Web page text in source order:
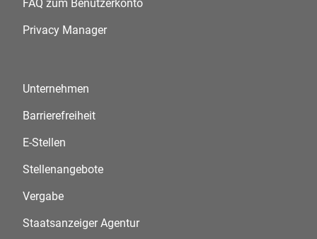
FAQ zum Benutzerkonto
Privacy Manager
Unternehmen
Barrierefreiheit
E-Stellen
Stellenangebote
Vergabe
Staatsanzeiger Agentur